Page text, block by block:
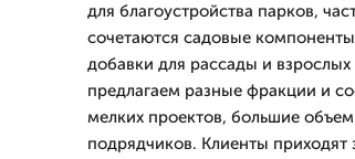
для благоустройства парков,
сочетаются садовые
добавки для рассады и
предлагаем разные фракции и
мелких проектов, большие
подрядчиков. Клиенты приходят